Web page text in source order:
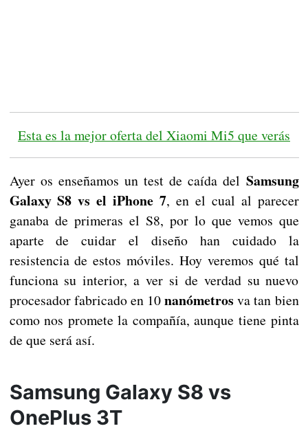
Esta es la mejor oferta del Xiaomi Mi5 que verás
Ayer os enseñamos un test de caída del Samsung
Galaxy S8 vs el iPhone 7, en el cual al parecer
ganaba de primeras el S8, por lo que vemos que
aparte de cuidar el diseño han cuidado la
resistencia de estos móviles. Hoy veremos qué tal
funciona su interior, a ver si de verdad su nuevo
procesador fabricado en 10nanómetros va tan bien
como nos promete la compañía, aunque tiene pinta
de que será así.
Samsung Galaxy S8 vs
OnePlus 3T